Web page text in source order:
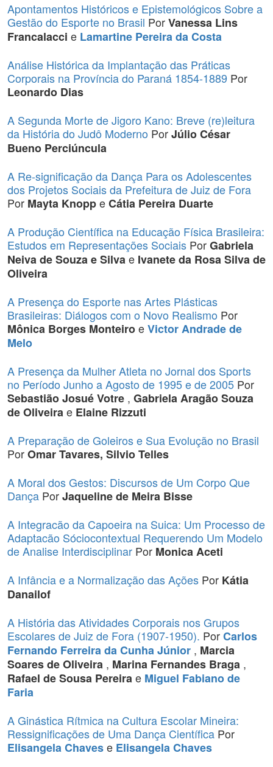
Apontamentos Históricos e Epistemológicos Sobre a
Gestão do Esporte no Brasil PorVanessa Lins
Francalacci e Lamartine Pereira da Costa
Análise Histórica da Implantação das Práticas
Corporais na Província do Paraná 1854-1889 Por
Leonardo Dias
A Segunda Morte de Jigoro Kano: Breve (re)leitura
da História do Judô Moderno PorJúlio César
Bueno Perciúncula
A Re-significação da Dança Para os Adolescentes
dos Projetos Sociais da Prefeitura de Juiz de Fora
Por Mayta KnoppeCátia Pereira Duarte
A Produção Científica na Educação Física Brasileira:
Estudos em Representações Sociais PorGabriela
Neiva de Souza e Silvae Ivanete da Rosa Silva de
Oliveira
A Presença do Esporte nas Artes Plásticas
Brasileiras: Diálogos com o Novo Realismo Por
Mônica Borges MonteiroeVictor Andrade de
Melo
A Presença da Mulher Atleta no Jornal dos Sports
no Período Junho a Agosto de 1995 e de 2005 Por
Sebastião Josué Votre , Gabriela Aragão Souza
de Oliveirae Elaine Rizzuti
A Preparação de Goleiros e Sua Evolução no Brasil
PorOmar Tavares, Silvio Telles
A Moral dos Gestos: Discursos de Um Corpo Que
Dança PorJaqueline de Meira Bisse
A Integracão da Capoeira na Suica: Um Processo de
Adaptacão Sóciocontextual Requerendo Um Modelo
de Analise Interdisciplinar Por Monica Aceti
A Infância e a Normalização das Ações Por Kátia
Danailof
A História das Atividades Corporais nos Grupos
Escolares de Juiz de Fora (1907-1950). PorCarlos
Fernando Ferreira da Cunha Júnior , Marcia
Soares de Oliveira , Marina Fernandes Braga ,
Rafael de Sousa Pereirae Miguel Fabiano de
Faria
A Ginástica Rítmica na Cultura Escolar Mineira:
Ressignificações de Uma Dança Científica Por
Elisangela Chavese Elisangela Chaves